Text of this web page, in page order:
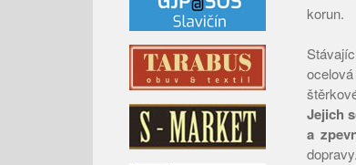
korun.
Jejich
a
dopravy.